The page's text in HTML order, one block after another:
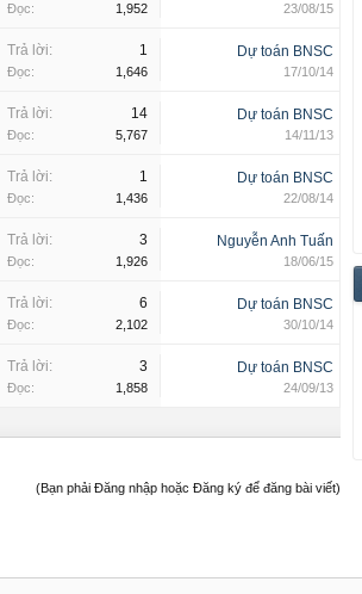
Đọc: 1,952 23/08/15
Trả lời: 1
Đọc: 1,646
Dự toán BNSC
17/10/14
Trả lời: 14
Đọc: 5,767
Dự toán BNSC
14/11/13
Trả lời: 1
Đọc: 1,436
Dự toán BNSC
22/08/14
Trả lời: 3
Đọc: 1,926
Nguyễn Anh Tuấn
18/06/15
Trả lời: 6
Đọc: 2,102
Dự toán BNSC
30/10/14
Trả lời: 3
Đọc: 1,858
Dự toán BNSC
24/09/13
(Bạn phải Đăng nhập hoặc Đăng ký để đăng bài viết)